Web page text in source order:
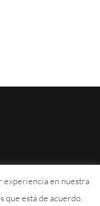
de Mallorca
experiencia en nuestra
que está de acuerdo.